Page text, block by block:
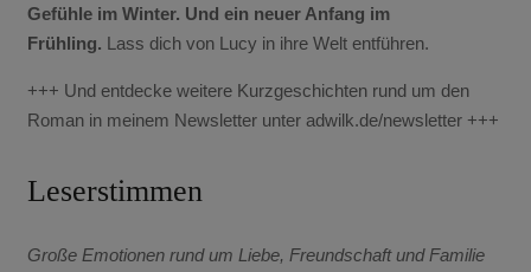
Gefühle im Winter. Und ein neuer Anfang im
Frühling. Lass dich von Lucy in ihre Welt entführen.
+++ Und entdecke weitere Kurzgeschichten rund um den
Roman in meinem Newsletter unter adwilk.de/newsletter +++
Leserstimmen
Große Emotionen rund um Liebe, Freundschaft und Familie